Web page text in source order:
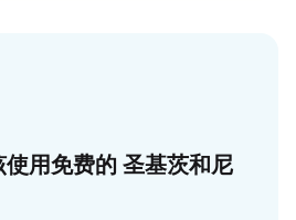
用免费的 圣基茨和尼